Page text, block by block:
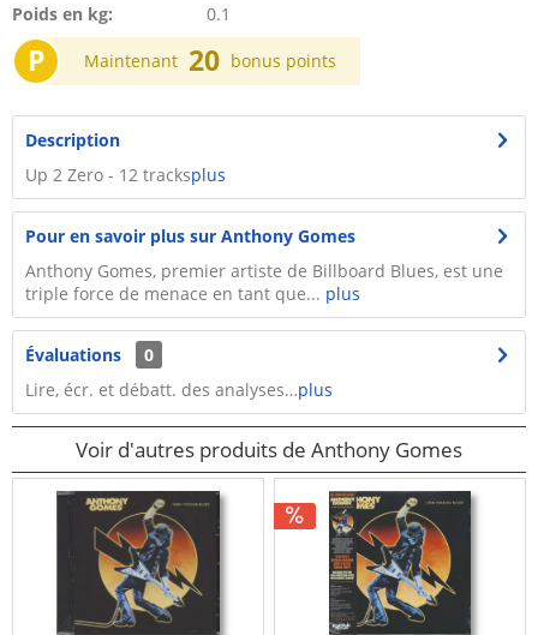
Poids en kg:
0.1
P Maintenant 20 bonus points
Description
​Up 2 Zero - 12 tracksplus
Pour en savoir plus sur Anthony Gomes
Anthony Gomes, premier artiste de Billboard Blues, est une
triple force de menace en tant que... plus
Évaluations
0
Lire, écr. et débatt. des analyses…plus
Voir d'autres produits de Anthony Gomes